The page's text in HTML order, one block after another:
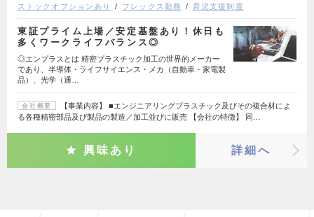
ストックオプションあり
フレックス勤務 育児支援制度
東証プライム上場／安定基盤あり！休日も
多くワークライフバランス◎
◎エンプラスとは 精密プラスチック加工の世界的メーカー
であり、半導体・ライフサイエンス・メカ（自動車・家電製
品）、光学（通…
会社概要
【事業内容】 ■エンジニアリングプラスチック及びその複合材によ
る各種精密部品及び製品の製造／加工並びに販売 【会社の特徴】 同…
興味あり 詳細へ